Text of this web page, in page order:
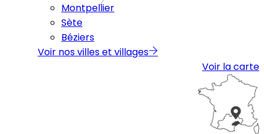
Montpellier
Sète
Béziers
Voir nos villes et villages
Voir la carte